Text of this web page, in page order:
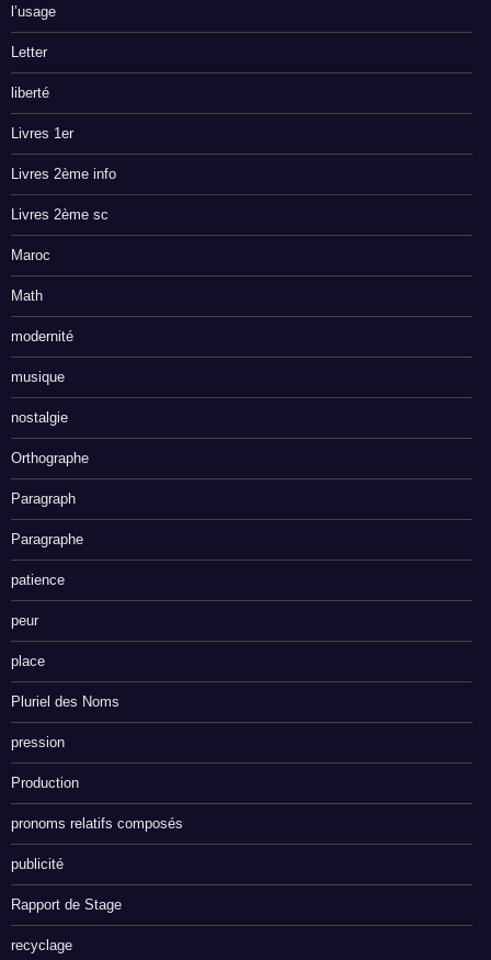
l’usage
Letter
liberté
Livres 1er
Livres 2ème info
Livres 2ème sc
Maroc
Math
modernité
musique
nostalgie
Orthographe
Paragraph
Paragraphe
patience
peur
place
Pluriel des Noms
pression
Production
pronoms relatifs composés
publicité
Rapport de Stage
recyclage